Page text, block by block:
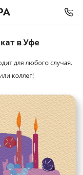
в Уфе
для любого случая.
коллег!